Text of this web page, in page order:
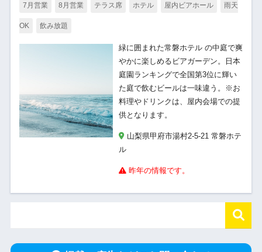
7月営業 8月営業 テラス席 ホテル 屋内ビアホール 雨天
OK 飲み放題
緑に囲まれた常磐ホテル の中庭で爽
やかに楽しめるビアガーデン。日本
庭園ランキングで全国第3位に輝い
た庭で飲むビールは一味違う。※お
料理やドリンクは、屋内会場での提
供となります。
山梨県甲府市湯村2-5-21 常磐ホテ
ル
昨年の情報です。